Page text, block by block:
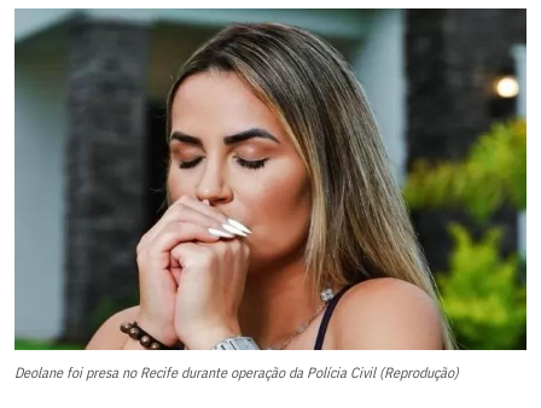
Deolane foi presa no Recife durante operação da Polícia Civil (Reprodução)